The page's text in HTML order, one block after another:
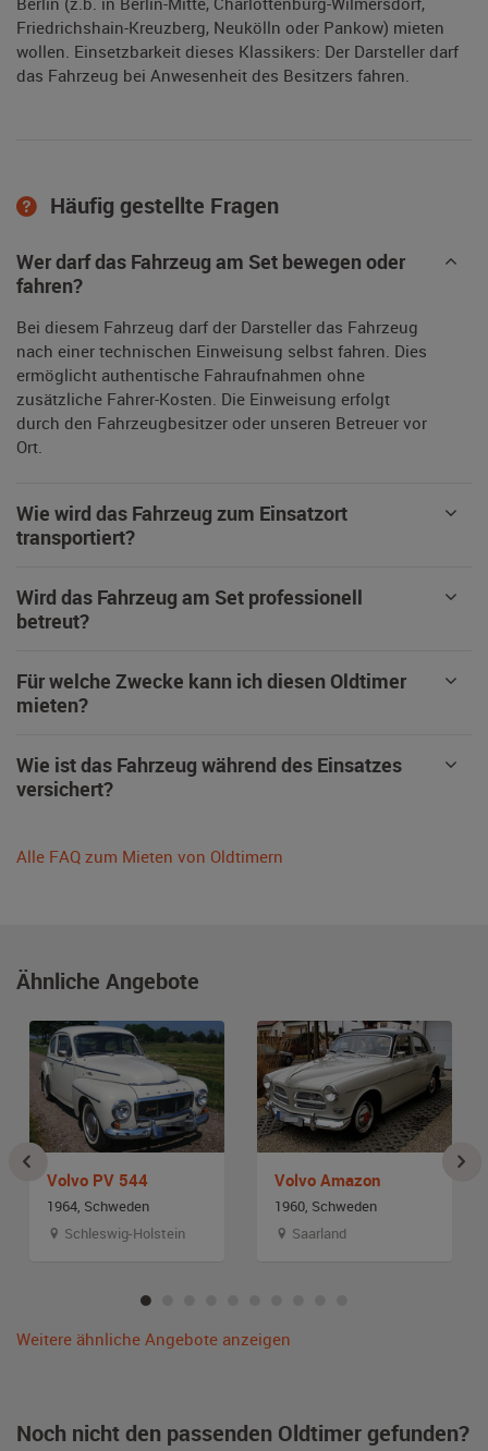
Friedrichshain-Kreuzberg, Neukölln oder Pankow) mieten
wollen. Einsetzbarkeit dieses Klassikers: Der Darsteller darf
das Fahrzeug bei Anwesenheit des Besitzers fahren.
Häufig gestellte Fragen
Wer darf das Fahrzeug am Set bewegen oder
fahren?
Bei diesem Fahrzeug darf der Darsteller das Fahrzeug
nach einer technischen Einweisung selbst fahren. Dies
ermöglicht authentische Fahraufnahmen ohne
zusätzliche Fahrer-Kosten. Die Einweisung erfolgt
durch den Fahrzeugbesitzer oder unseren Betreuer vor
Ort.
Wie wird das Fahrzeug zum Einsatzort
transportiert?
Wird das Fahrzeug am Set professionell
betreut?
Für welche Zwecke kann ich diesen Oldtimer
mieten?
Wie ist das Fahrzeug während des Einsatzes
versichert?
Alle FAQ zum Mieten von Oldtimern
Ähnliche Angebote
Volvo PV 544
1964, Schweden
Schleswig-Holstein
Volvo Amazon
1960, Schweden
Saarland
Weitere ähnliche Angebote anzeigen
Noch nicht den passenden Oldtimer gefunden?